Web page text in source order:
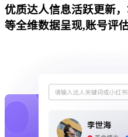
优质达人信息活跃更新
等全维数据呈现,账号评